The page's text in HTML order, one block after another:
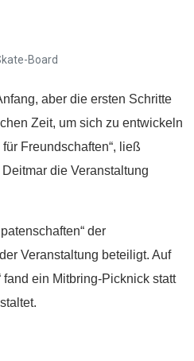
Board
aber die ersten Schritte
Zeit, um sich zu entwickeln
Freundschaften“, ließ
die Veranstaltung
der
Veranstaltung beteiligt. Auf
fand ein Mitbring-Picknick statt
Spenden